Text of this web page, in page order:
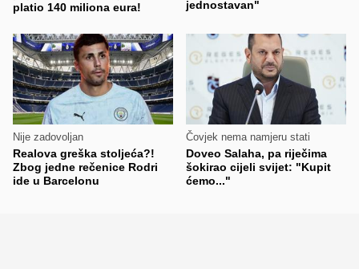
platio 140 miliona eura!
jednostavan"
Nije zadovoljan
Realova greška stoljeća?!
Zbog jedne rečenice Rodri
ide u Barcelonu
Čovjek nema namjeru stati
Doveo Salaha, pa riječima
šokirao cijeli svijet: "Kupit
ćemo..."